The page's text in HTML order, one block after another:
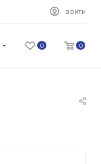
ВОЙТИ
0 0